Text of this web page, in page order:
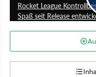
Rocket League
Spaß seit Release